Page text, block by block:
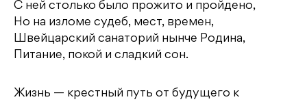
С ней столько было прожито и пройдено,
Но на изломе судеб, мест, времен,
Швейцарский санаторий нынче Родина,
Питание, покой и сладкий сон.
Жизнь — крестный путь от будущего к